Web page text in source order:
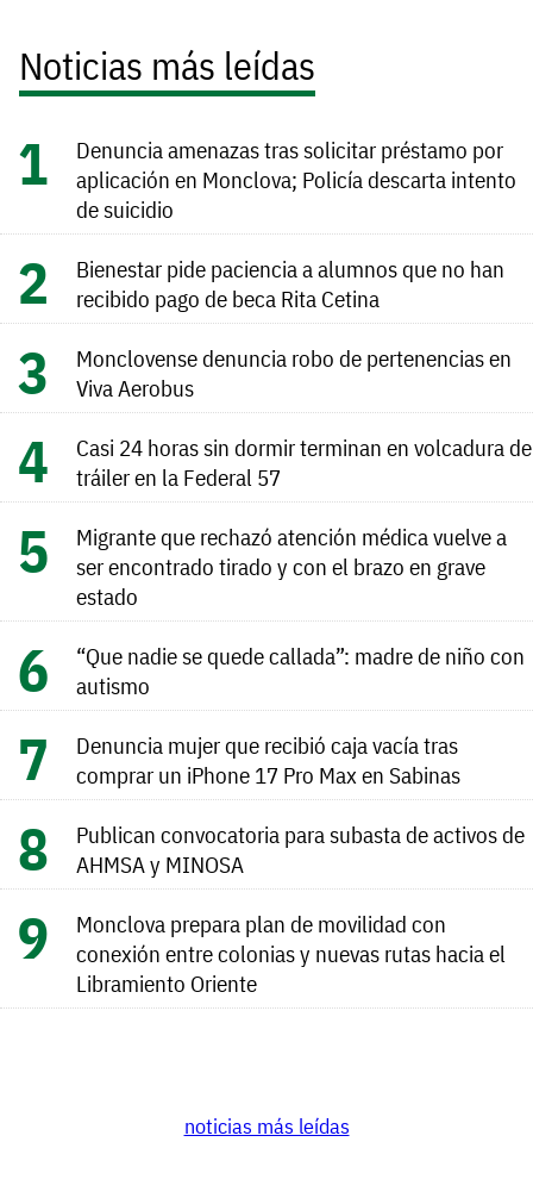
Noticias más leídas
Denuncia amenazas tras solicitar préstamo por
aplicación en Monclova; Policía descarta intento
de suicidio
Bienestar pide paciencia a alumnos que no han
recibido pago de beca Rita Cetina
Monclovense denuncia robo de pertenencias en
Viva Aerobus
Casi 24 horas sin dormir terminan en volcadura de
tráiler en la Federal 57
Migrante que rechazó atención médica vuelve a
ser encontrado tirado y con el brazo en grave
estado
“Que nadie se quede callada”: madre de niño con
autismo
Denuncia mujer que recibió caja vacía tras
comprar un iPhone 17 Pro Max en Sabinas
Publican convocatoria para subasta de activos de
AHMSA y MINOSA
Monclova prepara plan de movilidad con
conexión entre colonias y nuevas rutas hacia el
Libramiento Oriente
noticias más leídas